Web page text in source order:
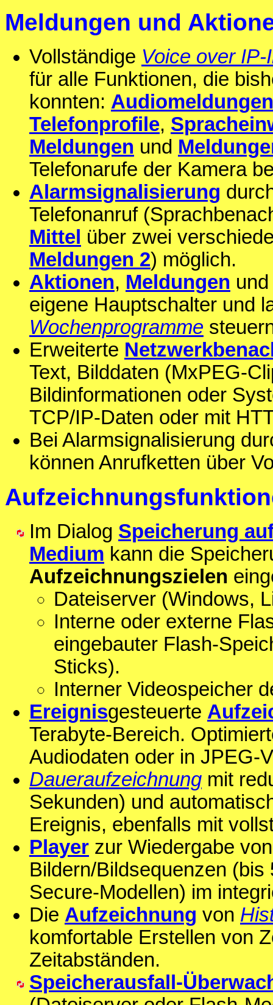
Meldungen und
Vollständige Voice over IP-
für alle Funktionen, die
konnten:
Telefonprofile,
Meldungen und
Telefonarufe der Kamera
Alarmsignalisierung
Telefonanruf
Mittel über zwei
Meldungen 2) möglich.
Aktionen, Meldungen
eigene Hauptschalter und
Wochenprogramme
Erweiterte
Text, Bilddaten (MxPEG-
Bildinformationen oder
TCP/IP-Daten oder mit
Bei Alarmsignalisierung
können Anrufketten über
Im Dialog Speicherung
Medium kann die
Aufzeichnungszielen
Dateiserver (Windows,
Interne oder externe
eingebauter Flash-
Sticks).
Interner Videospeicher
Ereignisgesteuerte
Terabyte-Bereich.
Audiodaten oder in JPEG-
Daueraufzeichnung mit
Sekunden) und
Ereignis, ebenfalls mit
Player zur Wiedergabe
Bildern/Bildsequenzen
Secure-Modellen) im
Die Aufzeichnung von
komfortable Erstellen von
Zeitabständen.
Speicherausfall-